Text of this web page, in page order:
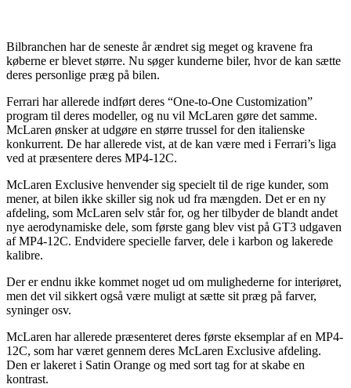
Bilbranchen har de seneste år ændret sig meget og kravene fra
køberne er blevet større. Nu søger kunderne biler, hvor de kan sætte
deres personlige præg på bilen.
Ferrari har allerede indført deres “One-to-One Customization”
program til deres modeller, og nu vil McLaren gøre det samme.
McLaren ønsker at udgøre en større trussel for den italienske
konkurrent. De har allerede vist, at de kan være med i Ferrari’s liga
ved at præsentere deres MP4-12C.
McLaren Exclusive henvender sig specielt til de rige kunder, som
mener, at bilen ikke skiller sig nok ud fra mængden. Det er en ny
afdeling, som McLaren selv står for, og her tilbyder de blandt andet
nye aerodynamiske dele, som første gang blev vist på GT3 udgaven
af MP4-12C. Endvidere specielle farver, dele i karbon og lakerede
kalibre.
Der er endnu ikke kommet noget ud om mulighederne for interiøret,
men det vil sikkert også være muligt at sætte sit præg på farver,
syninger osv.
McLaren har allerede præsenteret deres første eksemplar af en MP4-
12C, som har været gennem deres McLaren Exclusive afdeling.
Den er lakeret i Satin Orange og med sort tag for at skabe en
kontrast.